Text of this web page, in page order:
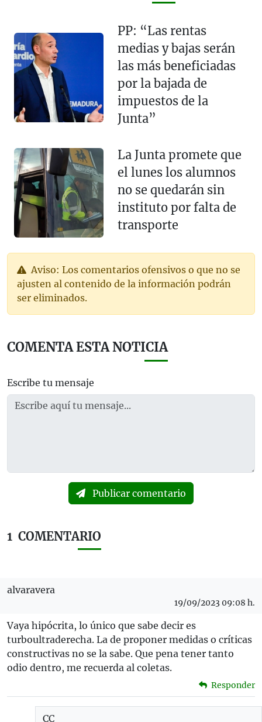
PP: “Las rentas
medias y bajas serán
las más beneficiadas
por la bajada de
impuestos de la
Junta”
La Junta promete que
el lunes los alumnos
no se quedarán sin
instituto por falta de
transporte
Aviso: Los comentarios ofensivos o que no se
ajusten al contenido de la información podrán
ser eliminados.
COMENTA ESTA NOTICIA
Escribe tu mensaje
Publicar comentario
1 COMENTARIO
alvaravera
19/09/2023 09:08 h.
Vaya hipócrita, lo único que sabe decir es
turboultraderecha. La de proponer medidas o críticas
constructivas no se la sabe. Que pena tener tanto
odio dentro, me recuerda al coletas.
Responder
CC